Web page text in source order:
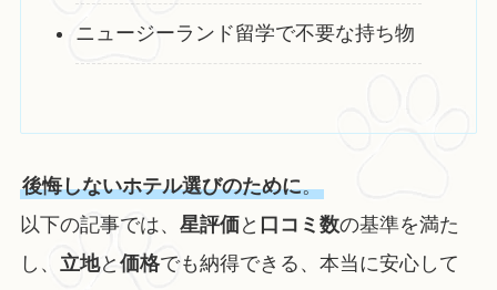
ニュージーランド留学で不要な持ち物
後悔しないホテル選びのために。
以下の記事では、 星評価と 口コミ数の基準を満た
し、 立地と 価格でも納得できる、本当に安心して